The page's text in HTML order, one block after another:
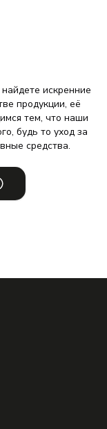
искренние
продукции, её
тем, что наши
будь то уход за
средства.